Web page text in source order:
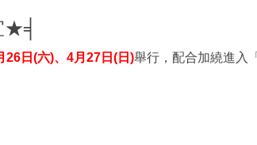
★╡
26日(六)、4月27日(日)舉行，配合加繞進入「